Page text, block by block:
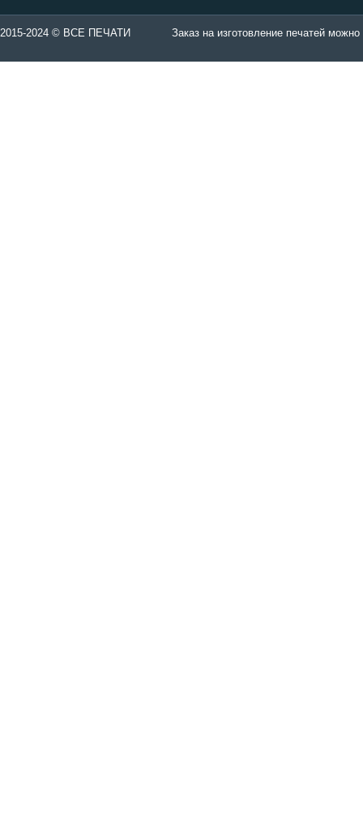
с сайта. Заказ на изготовление печатей
2015-2024 © ВСЕ ПЕЧАТИ